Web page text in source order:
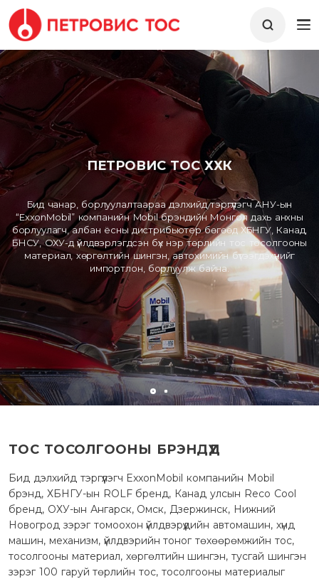
ПЕТРОВИС ТОС ХХК
Бид чанар, борлуулалтаараа дэлхийд тэргүүлэгч АНУ-ын
“ExxonMobil” компанийн Mobil брэндийн Монгол дахь анхны
борлуулагч, албан ёсны дистрибьютер бөгөөд ХБНГУ, Канад,
БНСУ, ОХУ-д үйлдвэрлэгдсэн бүх нэр төрлийн тос тосолгооны
материал, хөргөлтийн шингэн, автохимийн бүтээгдэхүүнийг
импортлон, борлуулж байна.
ТОС ТОСОЛГООНЫ БРЭНДҮҮД
Бид дэлхийд тэргүүлэгч ExxonMobil компанийн Mobil
брэнд, ХБНГУ-ын ROLF бренд, Канад улсын Reco Cool
бренд, ОХУ-ын Ангарск, Омск, Дзержинск, Нижний
Новогрод зэрэг томоохон үйлдвэрүүдийн автомашин, хүнд
машин, механизм, үйлдвэрийн тоног төхөөрөмжийн тос,
тосолгооны материал, хөргөлтийн шингэн, тусгай шингэн
зэрэг 100 гаруй төрлийн тос, тосолгооны материалыг